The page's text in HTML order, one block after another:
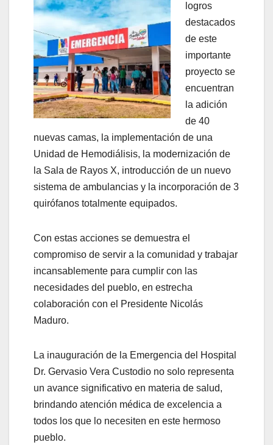
logros
destacados
de este
importante
proyecto se
encuentran
la adición
de 40
nuevas camas, la implementación de una
Unidad de Hemodiálisis, la modernización de
la Sala de Rayos X, introducción de un nuevo
sistema de ambulancias y la incorporación de 3
quirófanos totalmente equipados.
Con estas acciones se demuestra el
compromiso de servir a la comunidad y trabajar
incansablemente para cumplir con las
necesidades del pueblo, en estrecha
colaboración con el Presidente Nicolás
Maduro.
La inauguración de la Emergencia del Hospital
Dr. Gervasio Vera Custodio no solo representa
un avance significativo en materia de salud,
brindando atención médica de excelencia a
todos los que lo necesiten en este hermoso
pueblo.